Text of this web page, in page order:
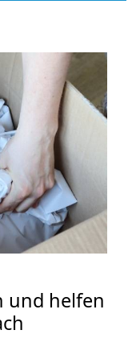
und helfen